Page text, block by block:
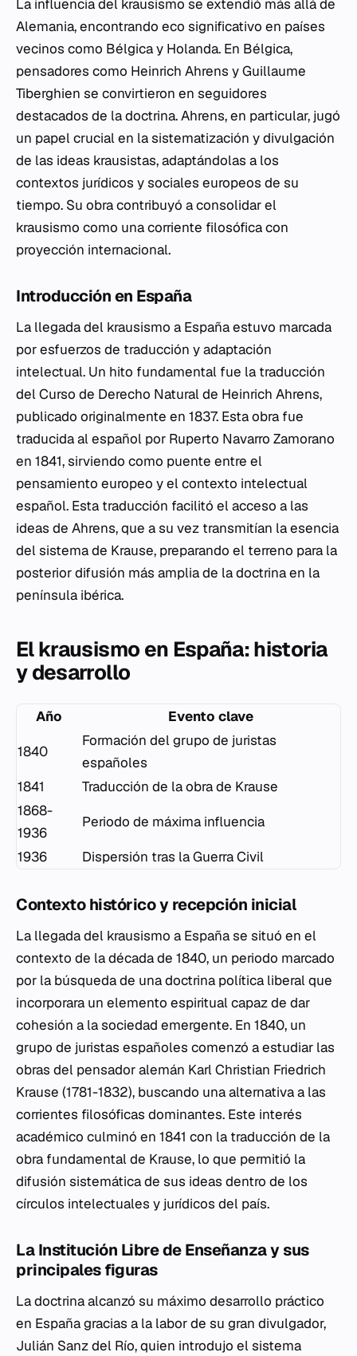
La influencia del krausismo se extendió más allá de
Alemania, encontrando eco significativo en países
vecinos como Bélgica y Holanda. En Bélgica,
pensadores como Heinrich Ahrens y Guillaume
Tiberghien se convirtieron en seguidores
destacados de la doctrina. Ahrens, en particular, jugó
un papel crucial en la sistematización y divulgación
de las ideas krausistas, adaptándolas a los
contextos jurídicos y sociales europeos de su
tiempo. Su obra contribuyó a consolidar el
krausismo como una corriente filosófica con
proyección internacional.
Introducción en España
La llegada del krausismo a España estuvo marcada
por esfuerzos de traducción y adaptación
intelectual. Un hito fundamental fue la traducción
delCurso de Derecho Naturalde Heinrich Ahrens,
publicado originalmente en 1837. Esta obra fue
traducida al español por Ruperto Navarro Zamorano
en 1841, sirviendo como puente entre el
pensamiento europeo y el contexto intelectual
español. Esta traducción facilitó el acceso a las
ideas de Ahrens, que a su vez transmitían la esencia
del sistema de Krause, preparando el terreno para la
posterior difusión más amplia de la doctrina en la
península ibérica.
El krausismo en España: historia
y desarrollo
Año
Evento clave
1840
Formación del grupo de juristas
españoles
1841
Traducción de la obra de Krause
1868-
1936
Periodo de máxima influencia
1936
Dispersión tras la Guerra Civil
Contexto histórico y recepción inicial
La llegada del krausismo a España se situó en el
contexto de la década de 1840, un periodo marcado
por la búsqueda de una doctrina política liberal que
incorporara un elemento espiritual capaz de dar
cohesión a la sociedad emergente. En 1840, un
grupo de juristas españoles comenzó a estudiar las
obras del pensador alemán Karl Christian Friedrich
Krause (1781-1832), buscando una alternativa a las
corrientes filosóficas dominantes. Este interés
académico culminó en 1841 con la traducción de la
obra fundamental de Krause, lo que permitió la
difusión sistemática de sus ideas dentro de los
círculos intelectuales y jurídicos del país.
La Institución Libre de Enseñanza y sus
principales figuras
La doctrina alcanzó su máximo desarrollo práctico
en España gracias a la labor de su gran divulgador,
Julián Sanz del Río, quien introdujo el sistema